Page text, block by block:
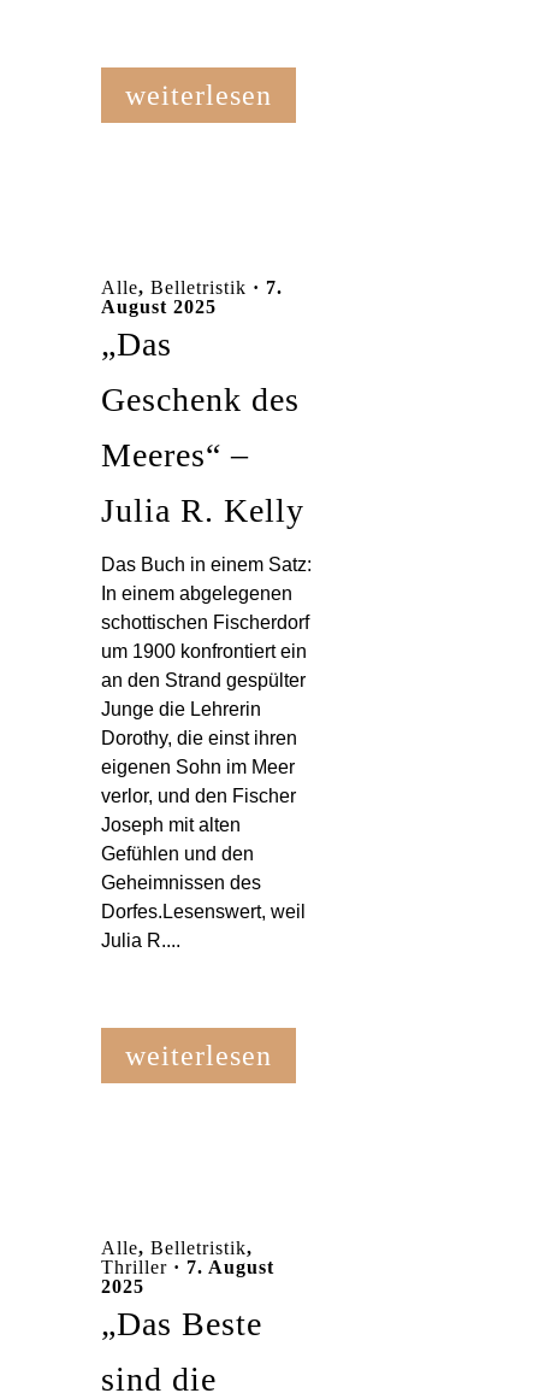
weiterlesen
Alle, Belletristik · 7.
August 2025
„Das
Geschenk des
Meeres“ –
Julia R. Kelly
Das Buch in einem Satz:
In einem abgelegenen
schottischen Fischerdorf
um 1900 konfrontiert ein
an den Strand gespülter
Junge die Lehrerin
Dorothy, die einst ihren
eigenen Sohn im Meer
verlor, und den Fischer
Joseph mit alten
Gefühlen und den
Geheimnissen des
Dorfes.Lesenswert, weil
Julia R....
weiterlesen
Alle, Belletristik,
Thriller · 7. August
2025
„Das Beste
sind die